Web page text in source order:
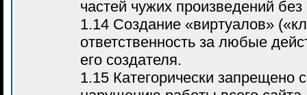
частей чужих произведений
1.14 Создание «виртуалов»
ответственность за любые
его создателя.
1.15 Категорически запрещено